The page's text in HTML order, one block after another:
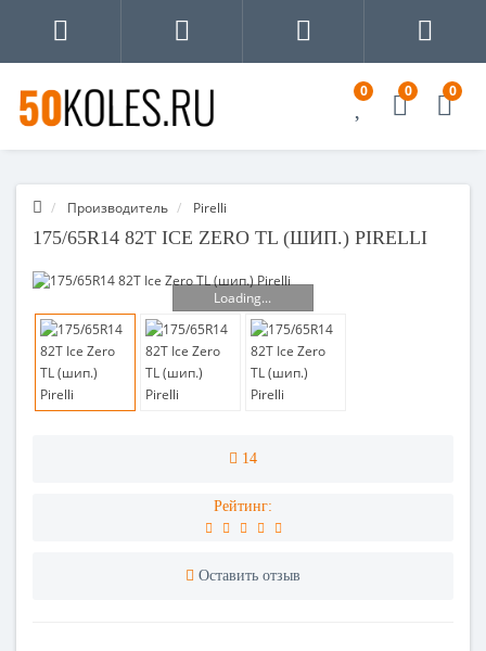
0 0 0
Производитель Pirelli
175/65R14 82T ICE ZERO TL (ШИП.) PIRELLI
Loading...
14
Рейтинг:
Оставить отзыв